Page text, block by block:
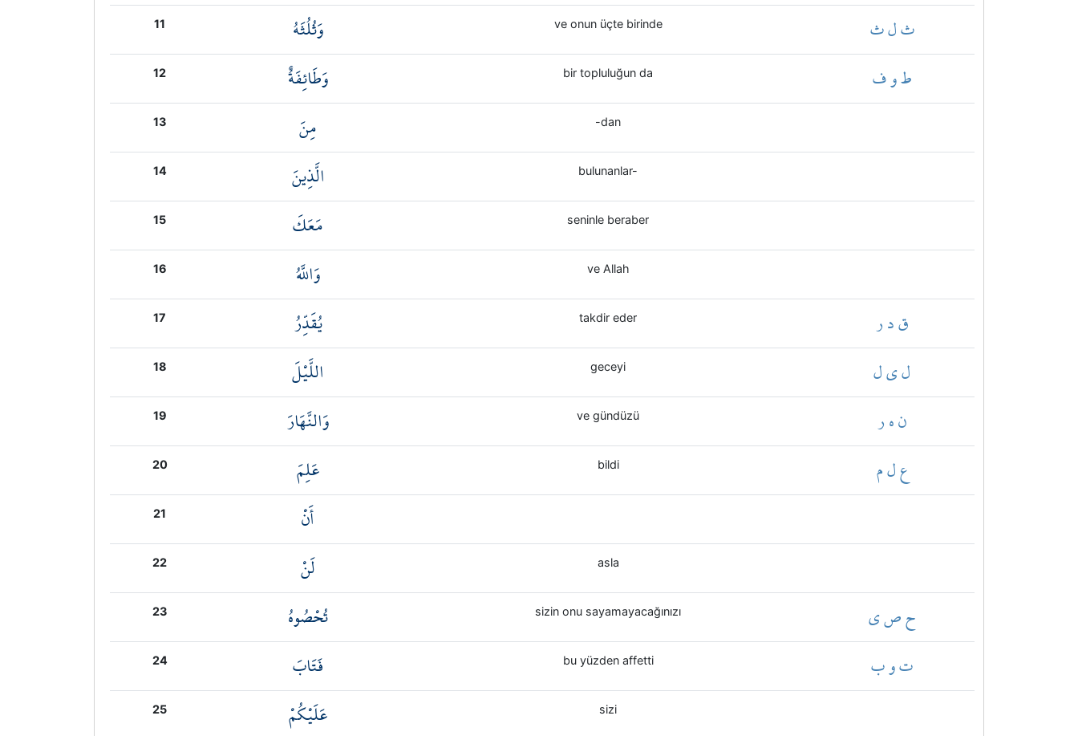
11 وَثُلُثَهُ ve onun üçte birinde ث ل ث
12 وَطَائِفَةٌ bir topluluğun da ط و ف
13 مِنَ -dan
14 الَّذِينَ bulunanlar-
15 مَعَكَ seninle beraber
16 وَاللَّهُ ve Allah
17 يُقَدِّرُ takdir eder ق د ر
18 اللَّيْلَ geceyi ل ي ل
19 وَالنَّهَارَ ve gündüzü ن ه ر
20 عَلِمَ bildi ع ل م
21 أَنْ
22 لَنْ asla
23 تُحْصُوهُ sizin onu sayamayacağınızı ح ص ي
24 فَتَابَ bu yüzden affetti ت و ب
25 عَلَيْكُمْ sizi